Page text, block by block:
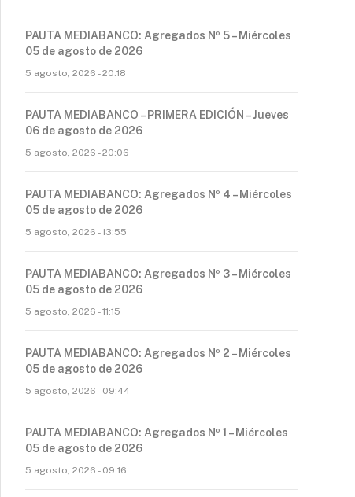
PAUTA MEDIABANCO: Agregados Nº 5 – Miércoles
05 de agosto de 2026
5 agosto, 2026 - 20:18
PAUTA MEDIABANCO – PRIMERA EDICIÓN – Jueves
06 de agosto de 2026
5 agosto, 2026 - 20:06
PAUTA MEDIABANCO: Agregados Nº 4 – Miércoles
05 de agosto de 2026
5 agosto, 2026 - 13:55
PAUTA MEDIABANCO: Agregados Nº 3 – Miércoles
05 de agosto de 2026
5 agosto, 2026 - 11:15
PAUTA MEDIABANCO: Agregados Nº 2 – Miércoles
05 de agosto de 2026
5 agosto, 2026 - 09:44
PAUTA MEDIABANCO: Agregados Nº 1 – Miércoles
05 de agosto de 2026
5 agosto, 2026 - 09:16